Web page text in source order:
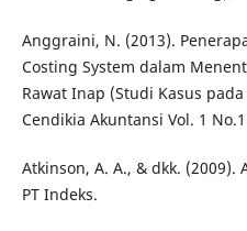
Anggraini, N. (2013).
Costing System dalam
Rawat Inap (Studi Kasus
Cendikia Akuntansi Vol. 1
Atkinson, A. A., & dkk. (2009).
PT Indeks.